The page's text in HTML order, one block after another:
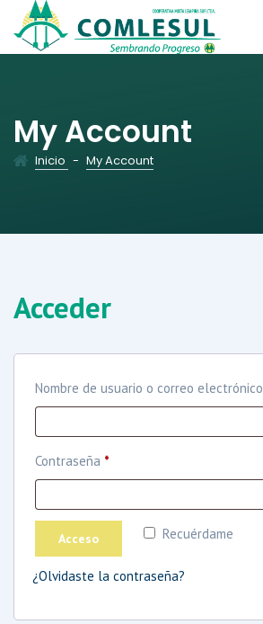
My Account
Inicio - My Account
Acceder
Nombre de usuario o correo electrónico
Contraseña *
Recuérdame
Acceso
¿Olvidaste la contraseña?